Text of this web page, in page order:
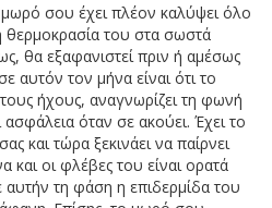
σου έχει πλέον καλύψει όλο
θερμοκρασία του στα σωστά
θα εξαφανιστεί πριν ή αμέσως
αυτόν τον μήνα είναι ότι το
ήχους, αναγνωρίζει τη φωνή
όταν σε ακούει. Έχει το
και τώρα ξεκινάει να παίρνει
και οι φλέβες του είναι ορατά
τη φάση η επιδερμίδα του